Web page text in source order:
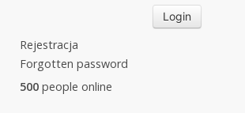
Rejestracja
Forgotten password
500 people online